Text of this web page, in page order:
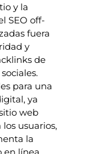
y la
SEO off-
fuera
y
de
para una
ya
web
usuarios,
la
línea.